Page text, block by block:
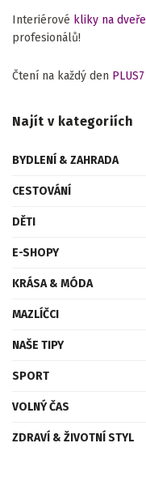
Interiérové kliky na dveře
profesionálů!
Čtení na každý den PLUS7
Najít v kategoriích
BYDLENÍ & ZAHRADA
CESTOVÁNÍ
DĚTI
E-SHOPY
KRÁSA & MÓDA
MAZLÍČCI
NAŠE TIPY
SPORT
VOLNÝ ČAS
ZDRAVÍ & ŽIVOTNÍ STYL